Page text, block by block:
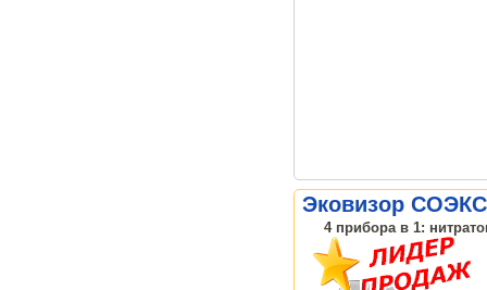
Эковизор
4 прибора в 1: